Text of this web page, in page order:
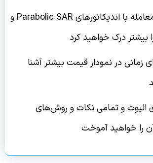
روش‌های معامله با اندیکاتورهای Parabolic SAR و
بیشتر درک خواهید کرد
زمانی در نمودار قیمت بیشتر آشنا
الیوت و تمامی نکات و روش‌های
را خواهید آموخت